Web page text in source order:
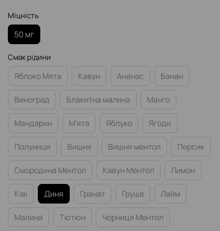
Міцність
50 мг
Смак рідини
Яблоко Мята Кавун Ананас Банан
Виноград Блакитна малина Манго
Мандарин М'ята Яблуко Ягоди
Полуниця Вишня Вишня ментол Персик
Смородина Ментол Кавун Ментол Лимон
Ківі Диня Гранат Груша Лайм
Малина Тютюн Чорниця Ментол